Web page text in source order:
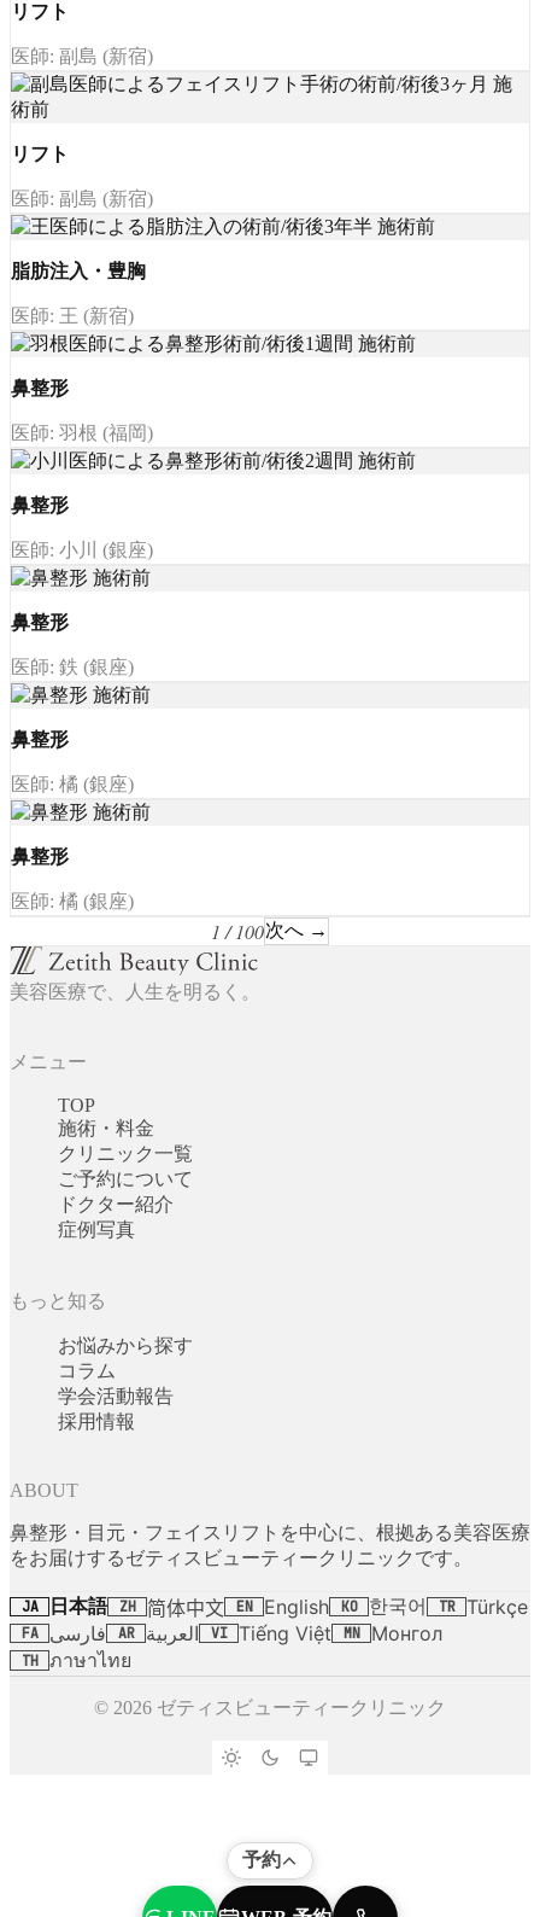
リフト
医師: 副島 (新宿)
リフト
医師: 副島 (新宿)
脂肪注入・豊胸
医師: 王 (新宿)
鼻整形
医師: 羽根 (福岡)
鼻整形
医師: 小川 (銀座)
鼻整形
医師: 鉄 (銀座)
鼻整形
医師: 橘 (銀座)
鼻整形
医師: 橘 (銀座)
1 / 100次へ →
美容医療で、人生を明るく。
メニュー
TOP
施術・料金
クリニック一覧
ご予約について
ドクター紹介
症例写真
もっと知る
お悩みから探す
コラム
学会活動報告
採用情報
ABOUT
鼻整形・目元・フェイスリフトを中心に、根拠ある美容医療
をお届けするゼティスビューティークリニックです。
JA 日本語 ZH 简体中文 EN English KO 한국어 TR Türkçe
FA فارسی AR العربية VI Tiếng Việt MN Монгол
TH ภาษาไทย
© 2026 ゼティスビューティークリニック
予約